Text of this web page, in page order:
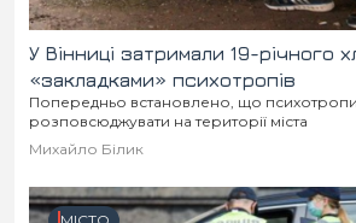
У Вінниці затримали 19-річного
«закладками» психотропів
Попередньо встановлено, що психотропи
розповсюджувати на території міста
Михайло Білик